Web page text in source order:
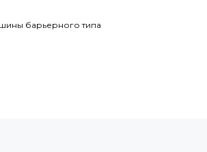
барьерного типа